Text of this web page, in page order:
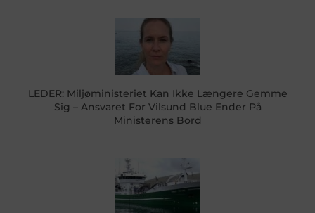
LEDER: Miljøministeriet Kan Ikke Længere Gemme
Sig – Ansvaret For Vilsund Blue Ender På
Ministerens Bord